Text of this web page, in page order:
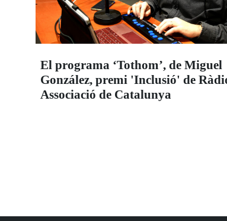
El programa ‘Tothom’, de Miguel
González, premi 'Inclusió' de
Associació de Catalunya